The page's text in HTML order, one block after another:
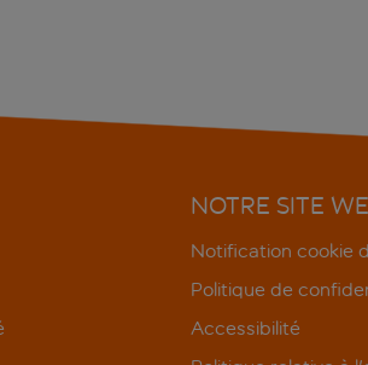
NOTRE SITE
Notification cookie
Politique de
Accessibilité